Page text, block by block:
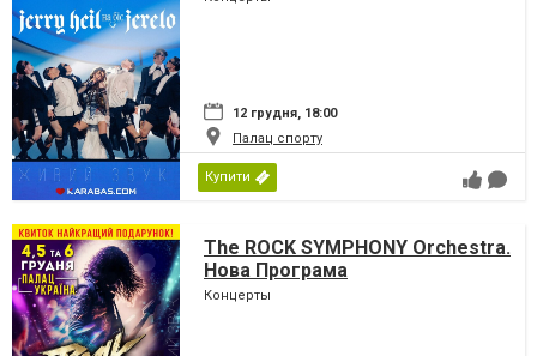
12 грудня, 18:00
Палац спорту
Купити
The ROCK SYMPHONY Orchestra.
Нова Програма
Концерты